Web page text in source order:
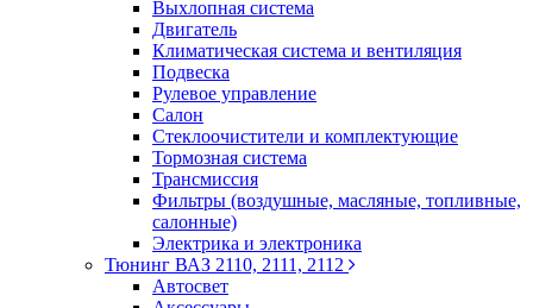
Выхлопная система
Двигатель
Климатическая система и вентиляция
Подвеска
Рулевое управление
Салон
Стеклоочистители и комплектующие
Тормозная система
Трансмиссия
Фильтры (воздушные, масляные, топливные,
салонные)
Электрика и электроника
Тюнинг ВАЗ 2110, 2111, 2112
Автосвет